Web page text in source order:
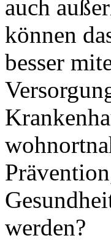
auch
können
besser
werden?